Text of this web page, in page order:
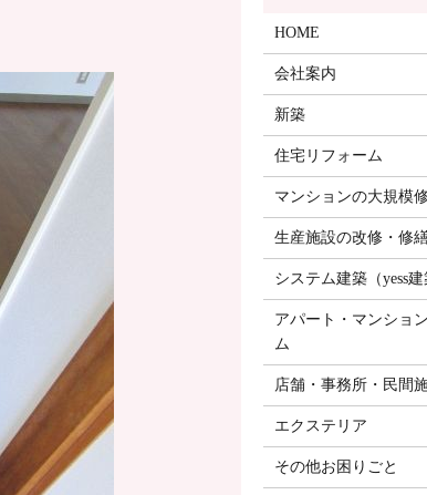
HOME
会社案内
新築
住宅リフォーム
マンションの大規模
生産施設の改修・修
システム建築（yess建
アパート・マンショ
ム
店舗・事務所・民間
エクステリア
その他お困りごと